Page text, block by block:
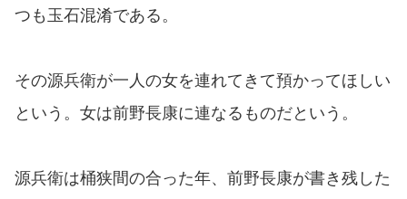
つも玉石混淆である。
その源兵衛が一人の女を連れてきて預かってほしい
という。女は前野長康に連なるものだという。
源兵衛は桶狭間の合った年、前野長康が書き残した